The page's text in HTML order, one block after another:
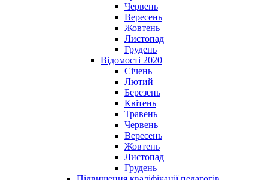
Червень
Вересень
Жовтень
Листопад
Грудень
Відомості 2020
Січень
Лютий
Березень
Квітень
Травень
Червень
Вересень
Жовтень
Листопад
Грудень